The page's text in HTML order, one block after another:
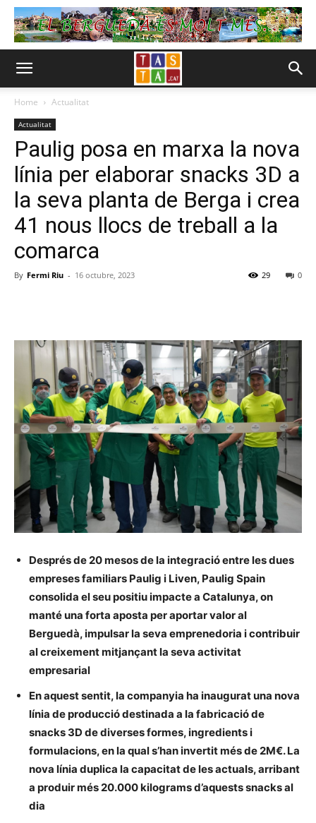
Home Actualitat
Actualitat
Paulig posa en marxa la nova
línia per elaborar snacks 3D a
la seva planta de Berga i crea
41 nous llocs de treball a la
comarca
By Fermi Riu - 16 octubre, 2023 0
29
Després de 20 mesos de la integració entre les dues
empreses familiars Paulig i Liven, Paulig Spain
consolida el seu positiu impacte a Catalunya, on
manté una forta aposta per aportar valor al
Berguedà, impulsar la seva emprenedoria i contribuir
al creixement mitjançant la seva activitat
empresarial
En aquest sentit, la companyia ha inaugurat una nova
línia de producció destinada a la fabricació de
snacks 3D de diverses formes, ingredients i
formulacions, en la qual s’han invertit més de 2M€. La
nova línia duplica la capacitat de les actuals, arribant
a produir més 20.000 kilograms d’aquests snacks al
dia